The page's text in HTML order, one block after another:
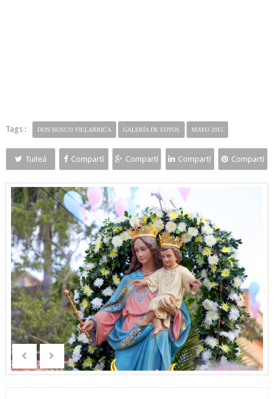
Tags : DON BOSCO VILLARRICA GALERÍA DE FOTOS MAYO 2015
Tuiteá Compartí Compartí Compartí Compartí